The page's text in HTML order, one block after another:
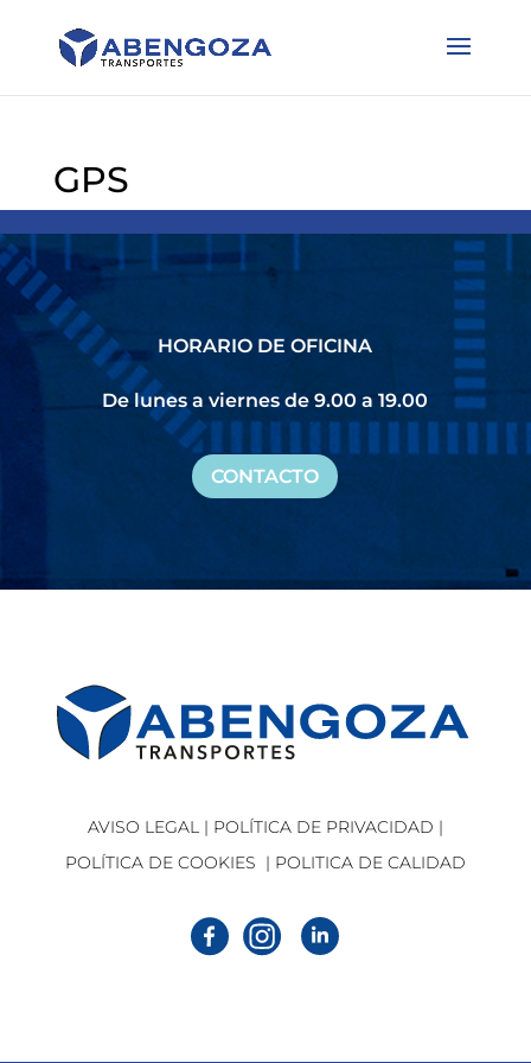
GPS
HORARIO DE OFICINA
De lunes a viernes de 9.00 a 19.00
CONTACTO
AVISO LEGAL| POLÍTICA DE PRIVACIDAD |
POLÍTICA DE COOKIES | POLITICA DE CALIDAD